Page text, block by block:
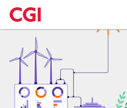
Skip
to
main
content